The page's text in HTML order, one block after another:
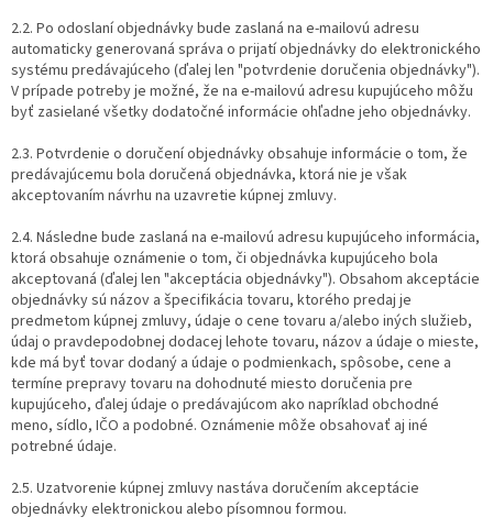
2.2. Po odoslaní objednávky bude zaslaná na e-mailovú adresu
automaticky generovaná správa o prijatí objednávky do elektronického
systému predávajúceho (ďalej len "potvrdenie doručenia objednávky").
V prípade potreby je možné, že na e-mailovú adresu kupujúceho môžu
byť zasielané všetky dodatočné informácie ohľadne jeho objednávky.
2.3. Potvrdenie o doručení objednávky obsahuje informácie o tom, že
predávajúcemu bola doručená objednávka, ktorá nie je však
akceptovaním návrhu na uzavretie kúpnej zmluvy.
2.4. Následne bude zaslaná na e-mailovú adresu kupujúceho informácia,
ktorá obsahuje oznámenie o tom, či objednávka kupujúceho bola
akceptovaná (ďalej len "akceptácia objednávky"). Obsahom akceptácie
objednávky sú názov a špecifikácia tovaru, ktorého predaj je
predmetom kúpnej zmluvy, údaje o cene tovaru a/alebo iných služieb,
údaj o pravdepodobnej dodacej lehote tovaru, názov a údaje o mieste,
kde má byť tovar dodaný a údaje o podmienkach, spôsobe, cene a
termíne prepravy tovaru na dohodnuté miesto doručenia pre
kupujúceho, ďalej údaje o predávajúcom ako napríklad obchodné
meno, sídlo, IČO a podobné. Oznámenie môže obsahovať aj iné
potrebné údaje.
2.5. Uzatvorenie kúpnej zmluvy nastáva doručením akceptácie
objednávky elektronickou alebo písomnou formou.